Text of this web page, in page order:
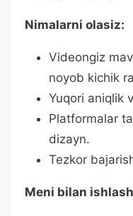
Nimalarni olasiz:
Videongiz
noyob kichik
Yuqori aniqlik
Platformalar
dizayn.
Tezkor
Meni bilan